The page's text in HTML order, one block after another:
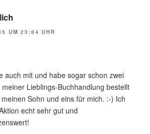
UM 23:04 UHR
auch mit und habe sogar schon zwei
meiner Lieblings-Buchhandlung bestellt
Sohn und eins für mich. :-) Ich
echt sehr gut und